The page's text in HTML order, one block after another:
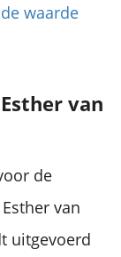
waarde
van
de
van
uitgevoerd